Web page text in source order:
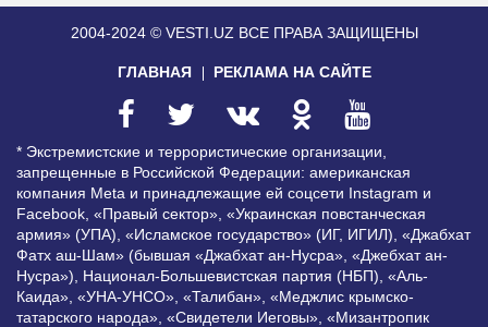
2004-2024 © VESTI.UZ ВСЕ ПРАВА ЗАЩИЩЕНЫ
ГЛАВНАЯ РЕКЛАМА НА САЙТЕ
* Экстремистские и террористические организации,
запрещенные в Российской Федерации: американская
компания Meta и принадлежащие ей соцсети Instagram и
Facebook, «Правый сектор», «Украинская повстанческая
армия» (УПА), «Исламское государство» (ИГ, ИГИЛ), «Джабхат
Фатх аш-Шам» (бывшая «Джабхат ан-Нусра», «Джебхат ан-
Нусра»), Национал-Большевистская партия (НБП), «Аль-
Каида», «УНА-УНСО», «Талибан», «Меджлис крымско-
татарского народа», «Свидетели Иеговы», «Мизантропик